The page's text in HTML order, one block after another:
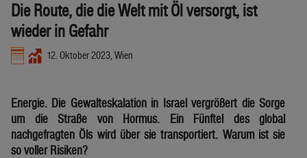
Die Route, die die Welt mit Öl versorgt, ist
wieder in Gefahr
12. Oktober 2023, Wien
Energie. Die Gewalteskalation in Israel vergrößert die Sorge
um die Straße von Hormus. Ein Fünftel des global
nachgefragten Öls wird über sie transportiert. Warum ist sie
so voller Risiken?